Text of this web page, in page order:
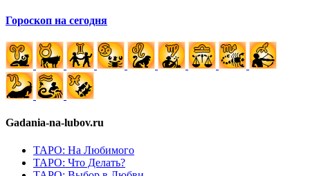
Гороскоп на сегодня
Gadania-na-lubov.ru
ТАРО: На Любимого
ТАРО: Что Делать?